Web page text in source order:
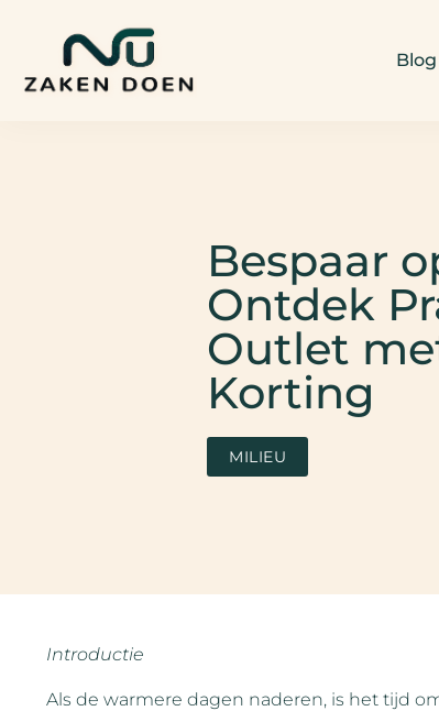
Blog
Bespaar
Ontdek
Outlet
Korting
MILIEU
Introductie
Als de warmere dagen naderen, is het tijd